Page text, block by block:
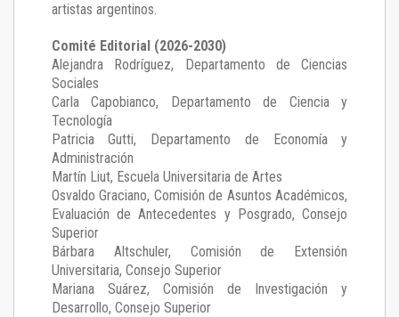
artistas argentinos.
Comité Editorial (2026-2030)
Alejandra Rodríguez, Departamento de Ciencias
Sociales
Carla Capobianco, Departamento de Ciencia y
Tecnología
Patricia Gutti, Departamento de Economía y
Administración
Martín Liut, Escuela Universitaria de Artes
Osvaldo Graciano, Comisión de Asuntos Académicos,
Evaluación de Antecedentes y Posgrado, Consejo
Superior
Bárbara Altschuler, Comisión de Extensión
Universitaria, Consejo Superior
Mariana Suárez, Comisión de Investigación y
Desarrollo, Consejo Superior